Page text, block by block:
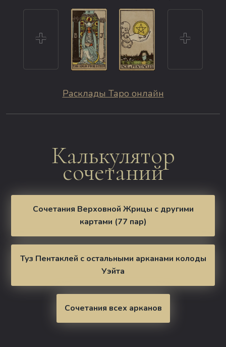
Расклады Таро онлайн
Калькулятор
сочетаний
Сочетания Верховной Жрицы с другими
картами (77 пар)
Туз Пентаклей с остальными арканами колоды
Уэйта
Сочетания всех арканов